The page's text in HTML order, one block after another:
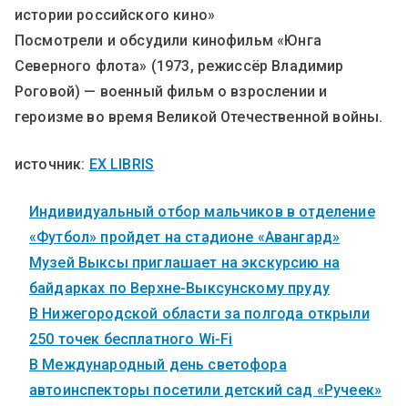
истории российского кино»
Посмотрели и обсудили кинофильм «Юнга
Северного флота» (1973, режиссёр Владимир
Роговой) — военный фильм о взрослении и
героизме во время Великой Отечественной войны.
источник: EX LIBRIS
Индивидуальный отбор мальчиков в отделение
«Футбол» пройдет на стадионе «Авангард»
Музей Выксы приглашает на экскурсию на
байдарках по Верхне-Выксунскому пруду
В Нижегородской области за полгода открыли
250 точек бесплатного Wi-Fi
В Международный день светофора
автоинспекторы посетили детский сад «Ручеек»